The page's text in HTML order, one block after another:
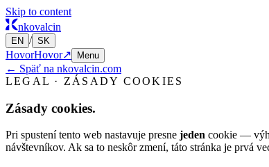
Skip to content
nkovalcin
EN / SK
HovorHovor↗ Menu
← Späť na nkovalcin.com
LEGAL · ZÁSADY COOKIES
Zásady cookies.
Pri spustení tento web nastavuje presne jeden cookie —
návštevníkov. Ak sa to neskôr zmení, táto stránka je prvá